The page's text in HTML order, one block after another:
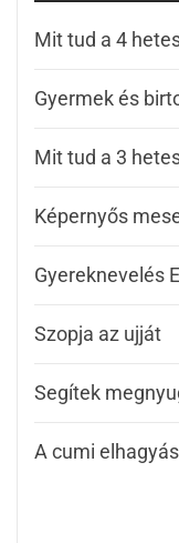
Mit tud a 4
Gyermek és
Mit tud a 3
Képernyős
Gyereknevelés
Szopja az ujját
Segítek
A cumi